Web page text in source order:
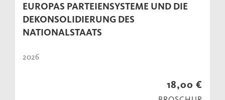
EUROPAS PARTEIENSYSTEME UND DIE
DEKONSOLIDIERUNG DES
NATIONALSTAATS
2026
18,00 €